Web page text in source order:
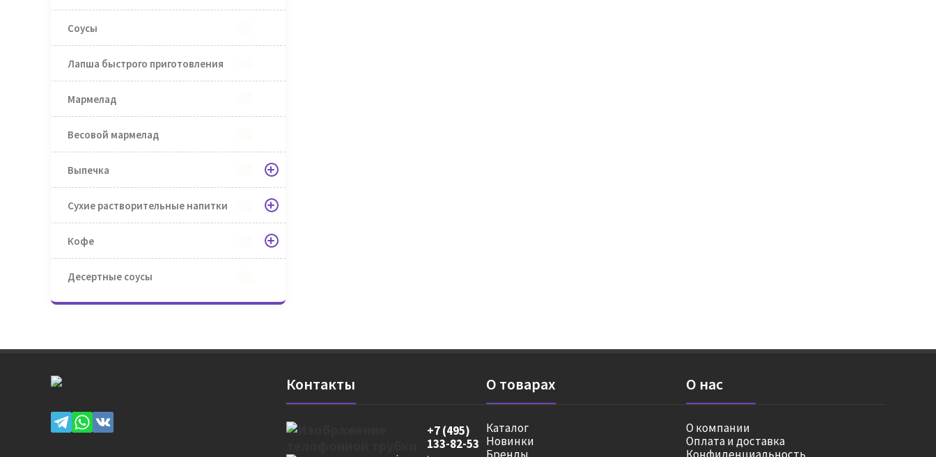
Соусы
Лапша быстрого приготовления
Мармелад
Весовой мармелад
Выпечка
Сухие растворительные напитки
Кофе
Десертные соусы
Контакты
+7 (495)
133-82-53
О товарах
Каталог
Новинки
О нас
О компании
Оплата и доставка